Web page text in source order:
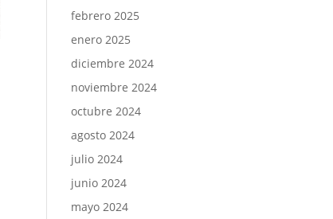
febrero 2025
enero 2025
diciembre 2024
noviembre 2024
octubre 2024
agosto 2024
julio 2024
junio 2024
mayo 2024